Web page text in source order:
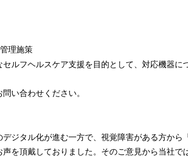
理施策
ルフヘルスケア支援を目的として、対応機器に
い合わせください。
ジタル化が進む一方で、視覚障害がある方から
声を頂戴しておりました。そのご意見から当社で